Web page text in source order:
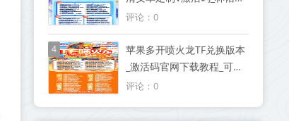
安卓定制V授权码优秀服务
商
评论：0
4
苹果多开喷火龙TF兑换版本
_激活码官网下载教程_可以
发本地大视频
评论：0